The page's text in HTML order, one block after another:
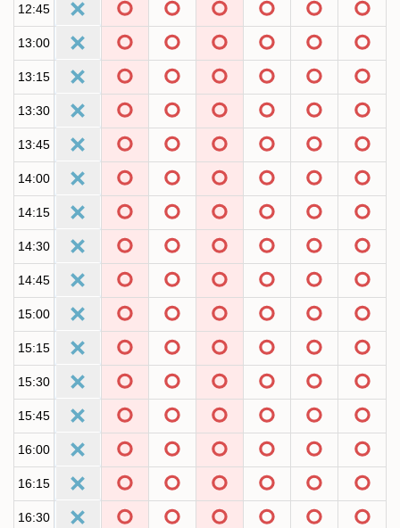
12:45
13:00
13:15
13:30
13:45
14:00
14:15
14:30
14:45
15:00
15:15
15:30
15:45
16:00
16:15
16:30